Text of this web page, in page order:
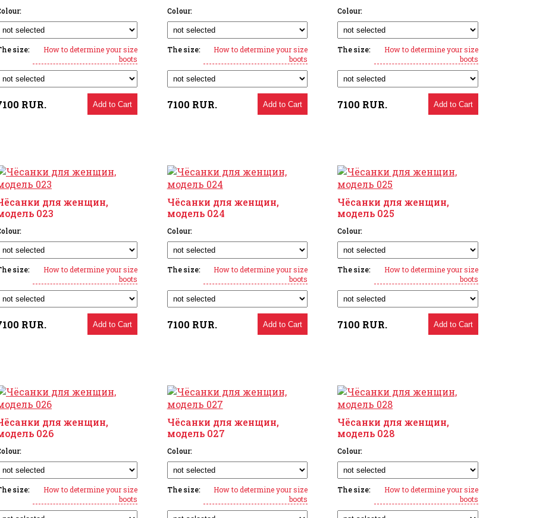
size:
How to determine your size
boots
RUR. Add to Cart
Colour:
The size:
How to determine your size
boots
7100 RUR. Add to Cart
Colour:
The size:
How to determine your size
boots
7100 RUR. Add to Cart
для женщин,
023
size:
How to determine your size
boots
RUR. Add to Cart
Чёсанки для женщин,
модель 024
Colour:
The size:
How to determine your size
boots
7100 RUR. Add to Cart
Чёсанки для женщин,
модель 025
Colour:
The size:
How to determine your size
boots
7100 RUR. Add to Cart
для женщин,
026
size:
How to determine your size
boots
Чёсанки для женщин,
модель 027
Colour:
The size:
How to determine your size
boots
Чёсанки для женщин,
модель 028
Colour:
The size:
How to determine your size
boots